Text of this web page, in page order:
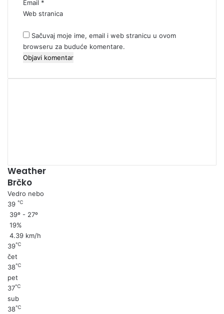
Email *
Web stranica
Sačuvaj moje ime, email i web stranicu u ovom
browseru za buduće komentare.
Weather
Brčko
Vedro nebo
39 ℃
39º - 27º
19%
4.39 km/h
39℃
čet
38℃
pet
37℃
sub
38℃